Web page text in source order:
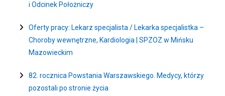
i Odcinek Położniczy
Oferty pracy: Lekarz specjalista / Lekarka specjalistka –
Choroby wewnętrzne, Kardiologia | SPZOZ w Mińsku
Mazowieckim
82. rocznica Powstania Warszawskiego. Medycy, którzy
pozostali po stronie życia